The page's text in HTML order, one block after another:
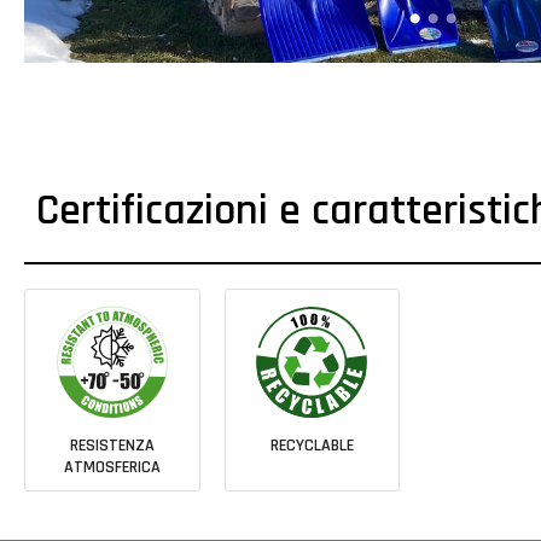
Certificazioni e
RESISTENZA
ATMOSFERICA
RECYCLABLE